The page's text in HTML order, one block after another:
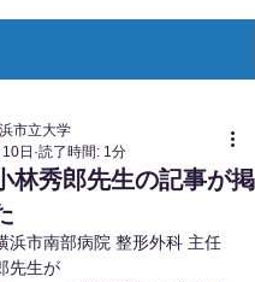
林秀郎先生の記事が掲
市立大学
日 読了時間: 1分
浜市南部病院 整形外科 主任
先生が